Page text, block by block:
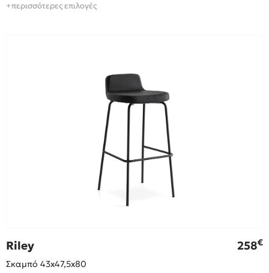
+περισσότερες επιλογές
Riley 258€
Σκαμπό 43x47,5x80